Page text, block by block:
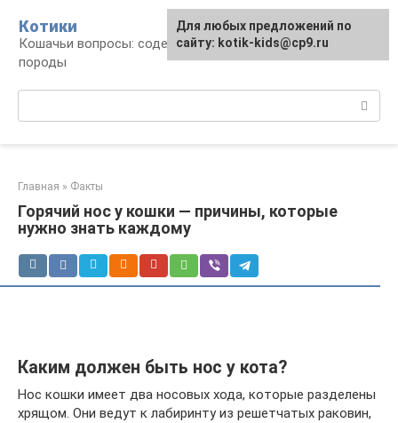
контенту
Котики
Кошачьи вопросы: содержание, лечение,
породы
Главная » Факты
Горячий нос у кошки — причины, которые
нужно знать каждому
Каким должен быть нос у кота?
Нос кошки имеет два носовых хода, которые разделены
хрящом. Они ведут к лабиринту из решетчатых раковин,
Для любых предложений по
сайту: kotik-kids@cp9.ru